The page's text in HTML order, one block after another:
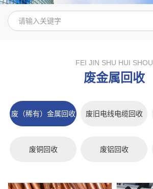
FEI JIN SHU HUI SHOU
废金属回收
废（稀有）金属回收 废旧电线电缆回收
废铜回收 废铝回收